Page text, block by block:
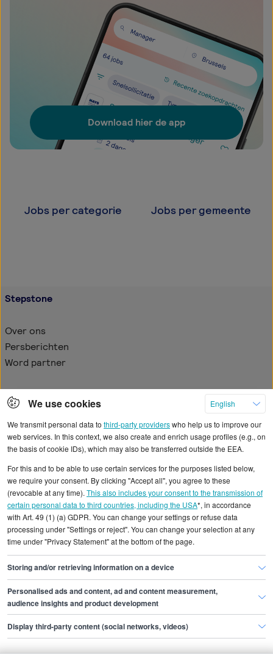
Download hier de app
Jobs per categorie Jobs per gemeente
Stepstone
Over ons
Persberichten
Word partner
Voor werkzoekenden
Carrière bij Stepstone
Carrière tips
Voor recruiters
Waarom Stepstone
Stepstone Newsletter
Jobs plaatsen
Internationaal rekruteren: THE NETWORK
Volg ons
Geef je mening
We use cookies
English
We transmit personal data to third-party providerswho help us to improve our
web services. In this context, we also create and enrich usage profiles (e.g., on
the basis of cookie IDs), which may also be transferred outside the EEA.
For this and to be able to use certain services for the purposes listed below,
we require your consent. By clicking "Accept all", you agree to these
(revocable at any time). This also includes your consent to the transmission of
certain personal data to third countries, including the USA*, in accordance
with Art. 49 (1) (a) GDPR. You can change your settings or refuse data
processing under "Settings or reject". You can change your selection at any
time under "Privacy Statement" at the bottom of the page.
Storing and/or retrieving information on a device
Personalised ads and content, ad and content measurement,
audience insights and product development
Display third-party content (social networks, videos)